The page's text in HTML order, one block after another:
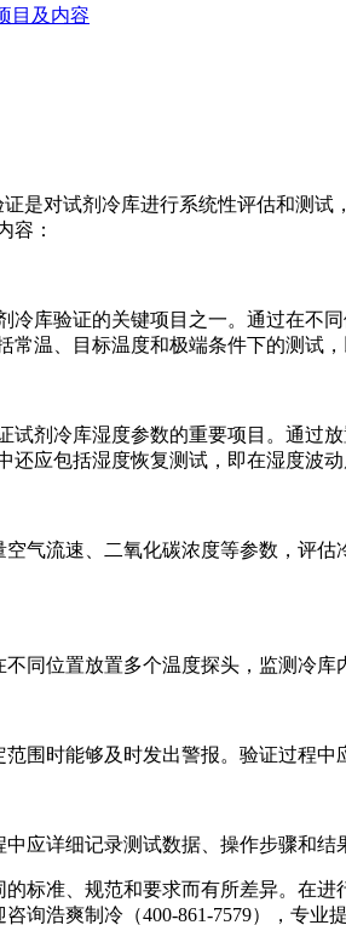
目及内容
是对试剂冷库进行系统性评估和测
容：
冷库验证的关键项目之一。通过在不
常温、目标温度和极端条件下的测试
试剂冷库湿度参数的重要项目。通过
还应包括湿度恢复测试，即在湿度波
气流速、二氧化碳浓度等参数，评
同位置放置多个温度探头，监测冷
围时能够及时发出警报。验证过程
应详细记录测试数据、操作步骤和结
标准、规范和要求而有所差异。在
询浩爽制冷（400-861-7579），专业